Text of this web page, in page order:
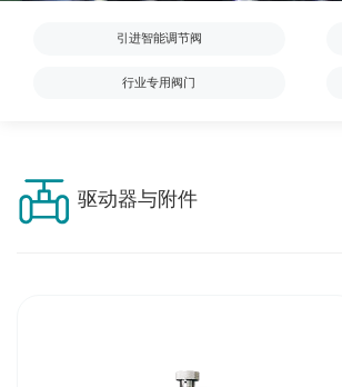
引进智能调节阀
行业专用阀门
驱动器与附件